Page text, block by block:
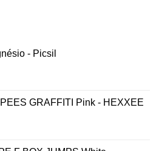
- Picsil
GRAFFITI Pink - HEXXEE